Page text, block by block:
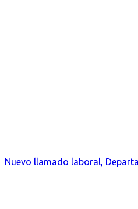
Nuevo llamado laboral,